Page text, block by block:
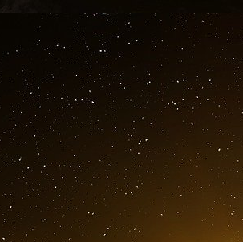
À l’issue d’une première
prévenu fit front à ses
démuni de ressources en
affirmait : «
C’est
bénévoles qui sont avec
lui car c’est lui qui a fermé la
vienne pas nous parler de
d’office en rajoute une
cabinet Chotard et
victimes)… peut-être en
commença par déclarer
directement
» son client à